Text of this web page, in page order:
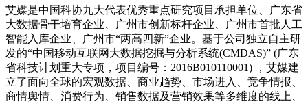
艾媒是中国科协九大代表优秀重点研究项目承担单位、广东省
大数据骨干培育企业、广州市创新标杆企业、广州市首批人工
智能入库企业、广州市“两高四新”企业。基于公司独立自主研
发的“中国移动互联网大数据挖掘与分析系统(CMDAS)” (广东
省科技计划重大专项，项目编号：2016B010110001) ，艾媒建
立了面向全球的宏观数据、商业趋势、市场进入、竞争情报、
商情舆情、消费行为、销售数据及营销效果等多维度的线上、